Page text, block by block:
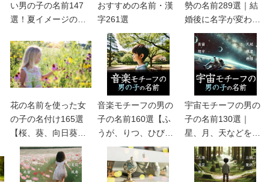
い男の子の名前147
選！夏イメージのか
名付け
おすすめの名前・漢
字261選
勢の名前289選｜結
婚後に名字が変わっ
ても大吉の名前
花の名前を使った女
の子の名付け165選
【桜、葵、向日葵、
etc】
音楽モチーフの男の
子の名前160選【ふ
うが、りつ、ひび
き、etc】
宇宙モチーフの男の
子の名前130選｜
星、月、天などを使
った壮大な名前